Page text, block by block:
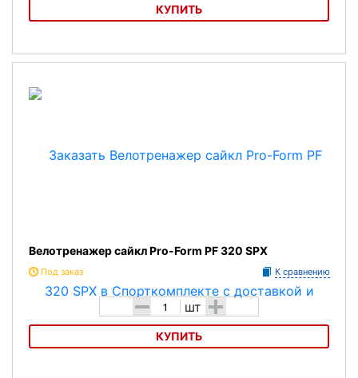
КУПИТЬ
Спинбайк Sole SB700
Велотренажер сайкл Pro-Form PF 320 SPX
Под заказ К сравнению
- шт +
КУПИТЬ